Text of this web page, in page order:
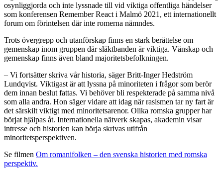
osynliggjorda och inte lyssnade till vid viktiga offentliga händelser
som konferensen Remember React i Malmö 2021, ett internationellt
forum om förintelsen där inte romerna nämndes.
Trots övergrepp och utanförskap finns en stark berättelse om
gemenskap inom gruppen där släktbanden är viktiga. Vänskap och
gemenskap finns även bland majoritetsbefolkningen.
– Vi fortsätter skriva vår historia, säger Britt-Inger Hedström
Lundqvist. Viktigast är att lyssna på minoriteten i frågor som berör
dem innan beslut fattas. Vi behöver bli respekterade på samma nivå
som alla andra. Hon säger vidare att idag när rasismen tar ny fart är
det särskilt viktigt med minoritetsarenor. Olika romska grupper har
börjat hjälpas åt. Internationella nätverk skapas, akademin visar
intresse och historien kan börja skrivas utifrån
minoritetsperspektiven.
Se filmen Om romanifolken – den svenska historien med romska
perspektiv.